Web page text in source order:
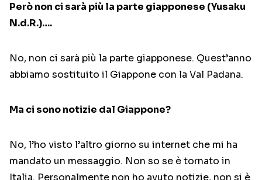
Però non ci sarà più la parte giapponese (Yusaku
N.d.R.)….
No, non ci sarà più la parte giapponese. Quest’anno
abbiamo sostituito il Giappone con la Val Padana.
Ma ci sono notizie dal Giappone?
No, l’ho visto l’altro giorno su internet che mi ha
mandato un messaggio. Non so se è tornato in
Italia. Personalmente non ho avuto notizie, non si è